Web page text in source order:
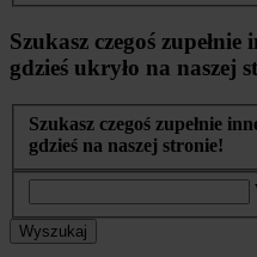
Szukasz czegoś
gdzieś ukryło na naszej
Szukasz czegoś zupełnie
gdzieś na naszej stronie!
Wyszukaj